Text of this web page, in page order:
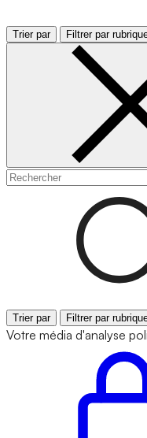
Trier par Filtrer par
Trier par Filtrer par
Votre média d'analyse